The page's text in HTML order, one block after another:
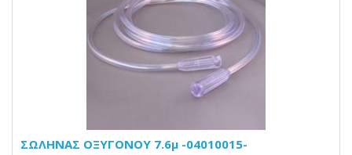
ΣΩΛΗΝΑΣ ΟΞΥΓΟΝΟΥ 7.6μ -04010015-